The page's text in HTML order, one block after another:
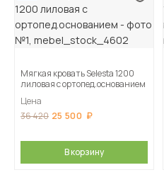
Мягкая кровать Selesta 1200
лиловая с ортопед.основанием
Цена
36 420 25 500
В корзину